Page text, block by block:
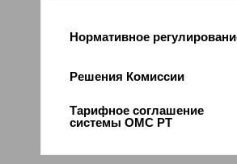
Нормативное
Решения Комиссии
Тарифное соглашение
системы ОМС РТ